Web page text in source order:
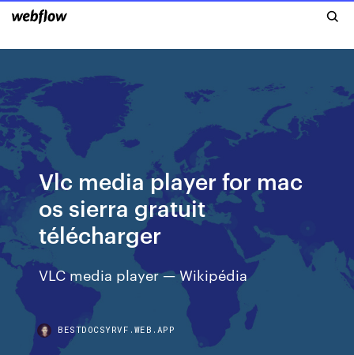
Vlc media player for mac
os sierra gratuit
télécharger
VLC media player — Wikipédia
BESTDOCSYRVF.WEB.APP